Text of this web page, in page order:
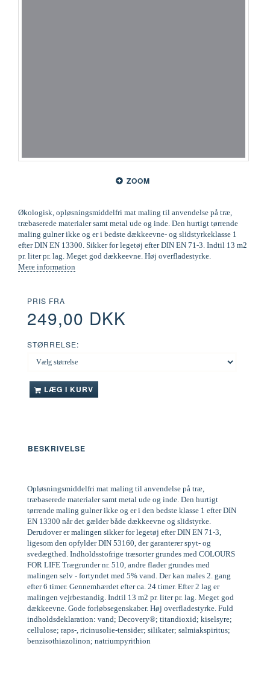
ZOOM
Økologisk, opløsningsmiddelfri mat maling til anvendelse på træ,
træbaserede materialer samt metal ude og inde. Den hurtigt tørrende
maling gulner ikke og er i bedste dækkeevne- og slidstyrkeklasse 1
efter DIN EN 13300. Sikker for legetøj efter DIN EN 71-3. Indtil 13 m2
pr. liter pr. lag. Meget god dækkeevne. Høj overfladestyrke.
Mere information
PRIS FRA
249,00 DKK
STØRRELSE:
LÆG I KURV
BESKRIVELSE
Opløsningsmiddelfri mat maling til anvendelse på træ,
træbaserede materialer samt metal ude og inde. Den hurtigt
tørrende maling gulner ikke og er i den bedste klasse 1 efter DIN
EN 13300 når det gælder både dækkeevne og slidstyrke.
Derudover er malingen sikker for legetøj efter DIN EN 71-3,
ligesom den opfylder DIN 53160, der garanterer spyt- og
svedægthed. Indholdsstofrige træsorter grundes med COLOURS
FOR LIFE Trægrunder nr. 510, andre flader grundes med
malingen selv - fortyndet med 5% vand. Der kan males 2. gang
efter 6 timer. Gennemhærdet efter ca. 24 timer. Efter 2 lag er
malingen vejrbestandig. Indtil 13 m2 pr. liter pr. lag. Meget god
dækkeevne. Gode forløbsegenskaber. Høj overfladestyrke. Fuld
indholdsdeklaration: vand; Decovery®; titandioxid; kiselsyre;
cellulose; raps-, ricinusolie-tensider; silikater; salmiakspiritus;
benzisothiazolinon; natriumpyrithion